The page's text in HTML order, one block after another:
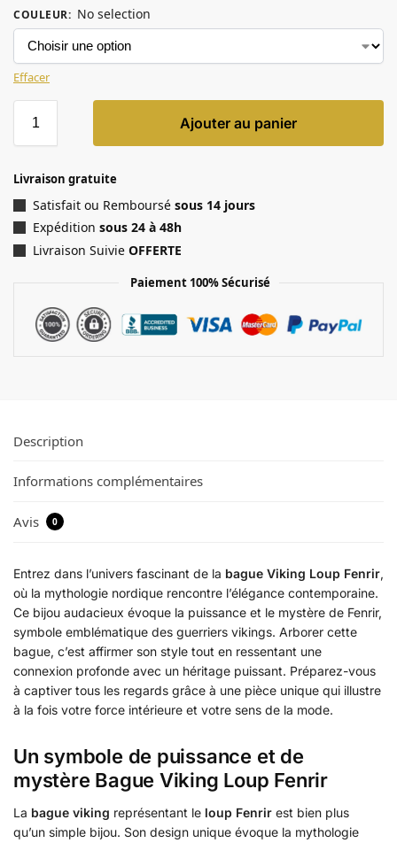
COULEUR: No selection
Effacer
Ajouter au panier
Livraison gratuite
Satisfait ou Remboursé sous 14 jours
Expédition sous 24 à 48h
Livraison Suivie OFFERTE
Paiement 100% Sécurisé
Description
Informations complémentaires
Avis 0
Entrez dans l’univers fascinant de la bague Viking Loup Fenrir,
où la mythologie nordique rencontre l’élégance contemporaine.
Ce bijou audacieux évoque la puissance et le mystère de Fenrir,
symbole emblématique des guerriers vikings. Arborer cette
bague, c’est affirmer son style tout en ressentant une
connexion profonde avec un héritage puissant. Préparez-vous
à captiver tous les regards grâce à une pièce unique qui illustre
à la fois votre force intérieure et votre sens de la mode.
Un symbole de puissance et de
mystère Bague Viking Loup Fenrir
La bague viking représentant le loup Fenrir est bien plus
qu’un simple bijou. Son design unique évoque la mythologie